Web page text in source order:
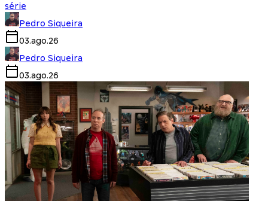
série
Pedro Siqueira
03.ago.26
Pedro Siqueira
03.ago.26